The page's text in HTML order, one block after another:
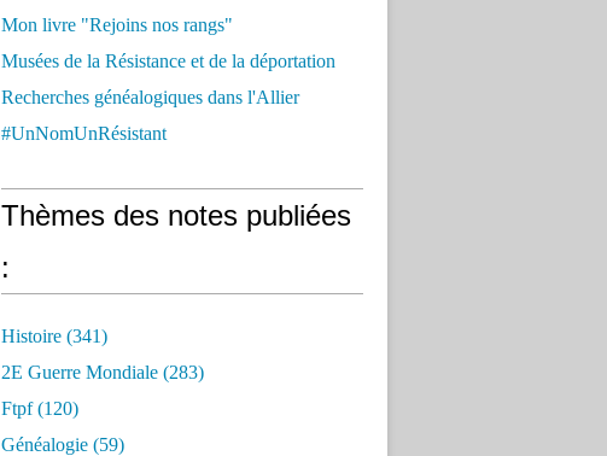
Mon livre "Rejoins nos rangs"
Musées de la Résistance et de la déportation
Recherches généalogiques dans l'Allier
#UnNomUnRésistant
Thèmes des notes publiées
:
Histoire (341)
2E Guerre Mondiale (283)
Ftpf (120)
Généalogie (59)